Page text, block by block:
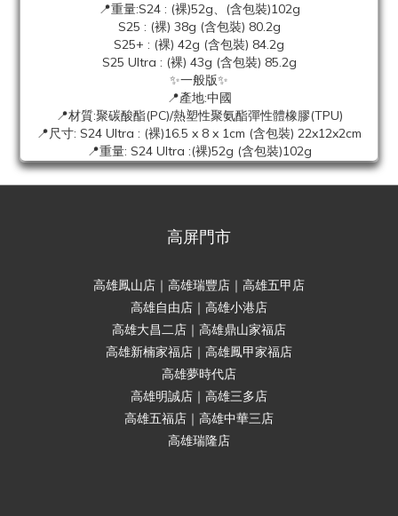
📍重量:S24 : (裸)52g、(含包裝)102g
S25 : (裸) 38g (含包裝) 80.2g
S25+ : (裸) 42g (含包裝) 84.2g
S25 Ultra : (裸) 43g (含包裝) 85.2g
✨一般版✨
📍產地:中國
📍材質:聚碳酸酯(PC)/熱塑性聚氨酯彈性體橡膠(TPU)
📍尺寸: S24 Ultra : (裸)16.5 x 8 x 1cm (含包裝) 22x12x2cm
📍重量: S24 Ultra :(裸)52g (含包裝)102g
高屏門市
高雄鳳山店｜高雄瑞豐店｜高雄五甲店
高雄自由店｜高雄小港店
高雄大昌二店｜高雄鼎山家福店
高雄新楠家福店｜高雄鳳甲家福店
高雄夢時代店
高雄明誠店｜高雄三多店
高雄五福店｜高雄中華三店
高雄瑞隆店